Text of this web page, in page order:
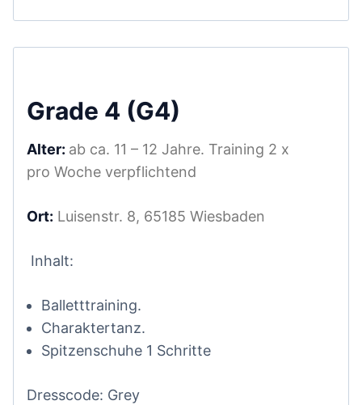
Grade 4 (G4)
Alter: ab ca. 11 – 12 Jahre. Training 2 x
pro Woche verpflichtend
Ort: Luisenstr. 8, 65185 Wiesbaden
Inhalt:
Balletttraining.
Charaktertanz.
Spitzenschuhe 1 Schritte
Dresscode: Grey